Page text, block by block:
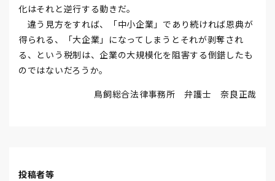
化はそれと逆行する動きだ。
違う見方をすれば、「中小企業」であり続ければ恩典が
得られる、「大企業」になってしまうとそれが剥奪され
る、という税制は、企業の大規模化を阻害する倒錯したも
のではないだろうか。
鳥飼総合法律事務所 弁護士 奈良正哉
投稿者等